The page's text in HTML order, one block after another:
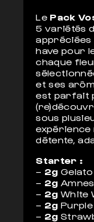
Le Pack
5 variétés
appréciées
have pour
chaque
et ses
est parfait
sous
expérience
détente,
Starter :
– 2g Gelato
– 2g
– 2g White
– 2g
– 2g